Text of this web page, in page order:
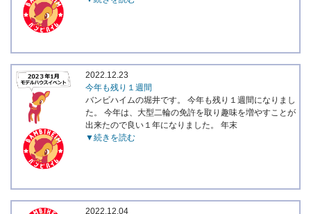
2022.12.23
今年も残り１週間
バンビハイムの堀井です。 今年も残り１週間になりまし
た。 今年は、大型二輪の免許を取り趣味を増やすことが
出来たので良い１年になりました。 年末
▼続きを読む
2022.12.04